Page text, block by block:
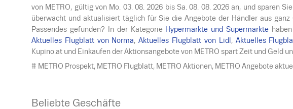
von METRO, gültig von Mo. 03. 08. 2026 bis Sa. 08. 08. 2026 an, und sparen
überwacht und aktualisiert täglich für Sie die Angebote der Händler aus
Passendes gefunden? In der Kategorie Hypermärkte und Supermärkte
Aktuelles Flugblatt von Norma,Aktuelles Flugblatt von Lidl , Aktuelles
Kupino.at und Einkaufen der Aktionsangebote von METRO spart Zeit und Geld
# METRO Prospekt, METRO Flugblatt, METRO Aktionen, METRO Angebote
Beliebte Geschäfte